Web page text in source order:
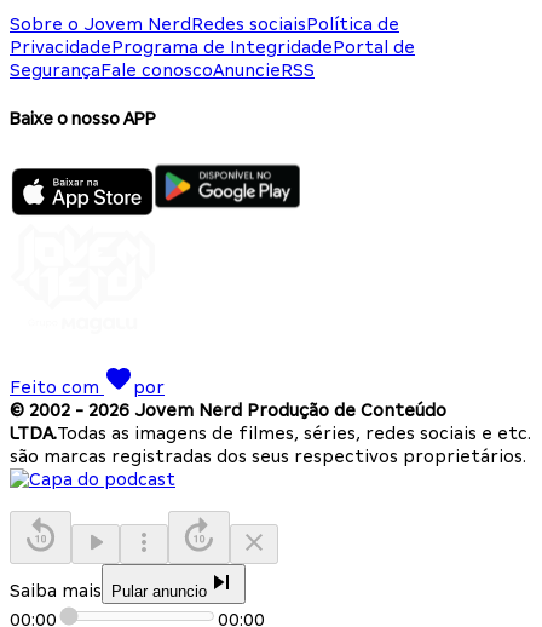
Sobre o Jovem NerdRedes sociaisPolítica de
PrivacidadePrograma de IntegridadePortal de
SegurançaFale conoscoAnuncieRSS
Baixe o nosso APP
Feito com
por
© 2002 - 2026 Jovem Nerd Produção de Conteúdo
LTDA.Todas as imagens de filmes, séries, redes sociais e etc.
são marcas registradas dos seus respectivos proprietários.
Saiba mais Pular anuncio
00:00 00:00